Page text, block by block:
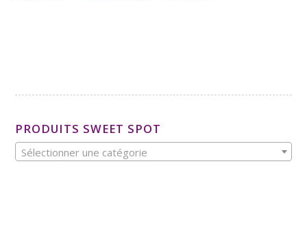
PRODUITS SWEET SPOT
Sélectionner une catégorie